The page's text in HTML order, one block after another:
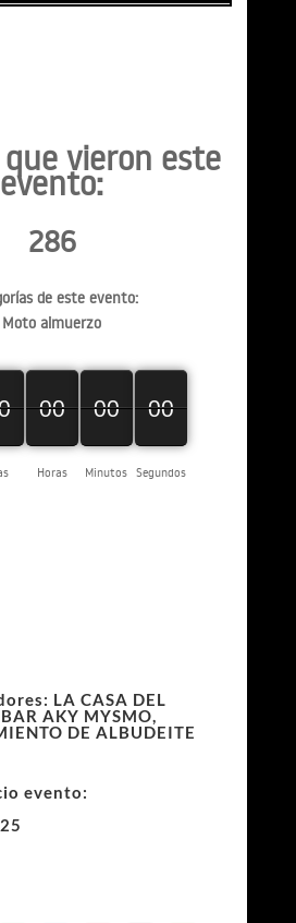
vieron este
evento:
286
de este evento:
Moto almuerzo
00
00
00
Horas
00
00
00
Minutos
00
00
00
Segundos
LA CASA DEL
AKY MYSMO,
DE ALBUDEITE
evento: